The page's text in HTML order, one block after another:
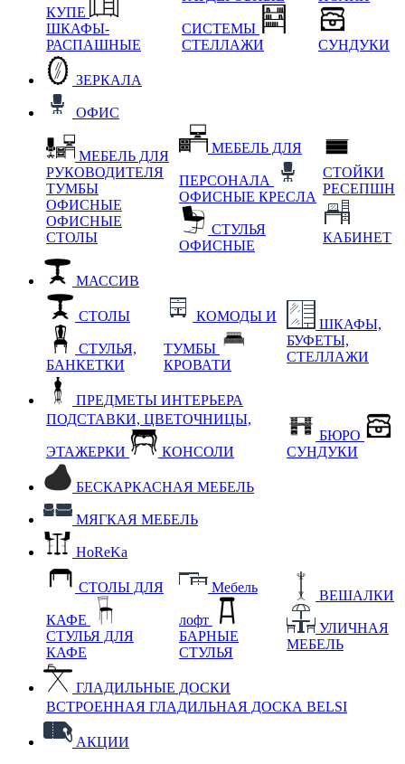
КУПЕ
ШКАФЫ-
РАСПАШНЫЕ
СИСТЕМЫ
СТЕЛЛАЖИ
СУНДУКИ
ЗЕРКАЛА
ОФИС
МЕБЕЛЬ ДЛЯ
РУКОВОДИТЕЛЯ
ТУМБЫ
ОФИСНЫЕ
ОФИСНЫЕ
СТОЛЫ
МЕБЕЛЬ ДЛЯ
ПЕРСОНАЛА
ОФИСНЫЕ КРЕСЛА
СТУЛЬЯ
ОФИСНЫЕ
СТОЙКИ
РЕСЕПШН
КАБИНЕТ
МАССИВ
СТОЛЫ
СТУЛЬЯ,
БАНКЕТКИ
КОМОДЫ И
ТУМБЫ
КРОВАТИ
ШКАФЫ,
БУФЕТЫ,
СТЕЛЛАЖИ
ПРЕДМЕТЫ ИНТЕРЬЕРА
ПОДСТАВКИ, ЦВЕТОЧНИЦЫ,
ЭТАЖЕРКИ КОНСОЛИ
БЮРО
СУНДУКИ
БЕСКАРКАСНАЯ МЕБЕЛЬ
МЯГКАЯ МЕБЕЛЬ
HoReKa
СТОЛЫ ДЛЯ
КАФЕ
СТУЛЬЯ ДЛЯ
КАФЕ
Мебель
лофт
БАРНЫЕ
СТУЛЬЯ
ВЕШАЛКИ
УЛИЧНАЯ
МЕБЕЛЬ
ГЛАДИЛЬНЫЕ ДОСКИ
ВСТРОЕННАЯ ГЛАДИЛЬНАЯ ДОСКА BELSI
АКЦИИ